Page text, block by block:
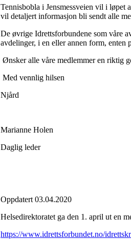
Tennisbobla i Jensmessveien vil i løpet
vil detaljert informasjon bli sendt alle
De øvrige Idrettsforbundene som våre
avdelinger, i en eller annen form, enten
Ønsker alle våre medlemmer en riktig
Med vennlig hilsen
Njård
Marianne Holen
Daglig leder
Oppdatert 03.04.2020
Helsedirektoratet ga den 1. april ut en
https://www.idrettsforbundet.no/